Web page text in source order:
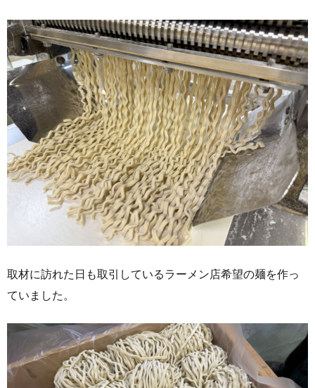
取材に訪れた日も取引しているラーメン店希望の麺を作っ
ていました。